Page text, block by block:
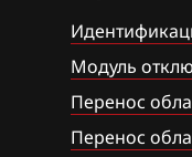
Chery
Chevrolet
Chrysler
Модуль
Перенос
Перенос